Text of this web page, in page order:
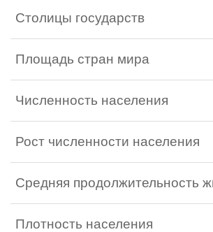
Столицы государств
Площадь стран мира
Численность населения
Рост численности населения
Средняя продолжительность
Плотность населения